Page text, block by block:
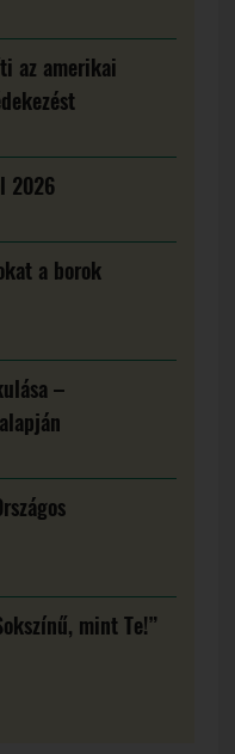
az amerikai
2026
a borok
–
mint Te!”